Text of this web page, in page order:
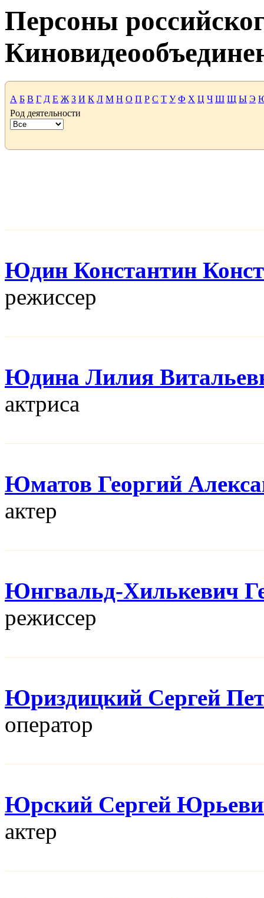
Персоны
А Б В Г Д Е Ж З И К Л М Н О П Р С Т У Ф Х Ц Ч Ш Щ Ы Э
Род деятельности
Юдин Константин
режисcер
Юдина Лилия
актриса
Юматов Георгий
актер
Юнгвальд-Хилькевич
режисcер
Юриздицкий Сергей
оператор
Юрский Сергей
актер